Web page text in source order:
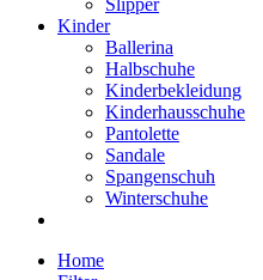
Kinder
Ballerina
Halbschuhe
Kinderbekleidung
Kinderhausschuhe
Pantolette
Sandale
Spangenschuh
Winterschuhe
Home